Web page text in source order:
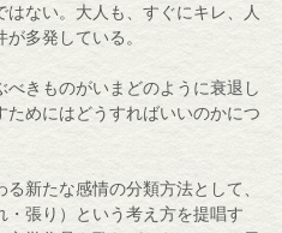
ない。大人も、すぐにキレ、人
多発している。
きものがいまどのように衰退し
めにはどうすればいいのかにつ
新たな感情の分類方法として、
・張り）という考え方を提唱す